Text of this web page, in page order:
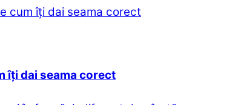
îți dai seama corect